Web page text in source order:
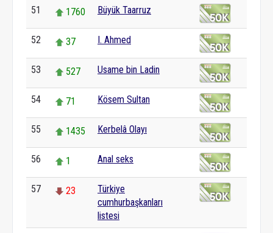
51 1760 Büyük Taarruz
52 37 I. Ahmed
53 527 Usame bin Ladin
54 71 Kösem Sultan
55 1435 Kerbelâ Olayı
56 1 Anal seks
57 23
Türkiye
cumhurbaşkanları
listesi